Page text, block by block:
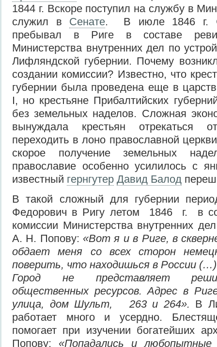
1844 г. Вскоре поступил на службу в
служил в Сенате. В июле 1846 г.
пребывал в Риге в составе
Министерства внутренних дел по
Лифляндской губернии. Почему
создании комиссии? Известно, что
губернии была проведена еще в
I, но крестьяне Прибалтийских
без земельных наделов. Сложная
вынуждала крестьян отрекаться
переходить в лоно православной
скорое получение земельных
православие особенно усилилось с
известный гернгутер Давид Балод
В такой сложный для губернии
Федорович в Ригу летом 1846 г. в
комиссии Министерства внутренних
А. Н. Попову: «Вот я и в Риге, в
обдает меня со всех сторон
поверить, что находишься в России (…)
Город не представляет
общественных ресурсов. Адрес в
улица, дом Шульт, 263 и 264». В
работает много и усердно.
помогает при изучении богатейших
Попову: «Попадались и любопытные